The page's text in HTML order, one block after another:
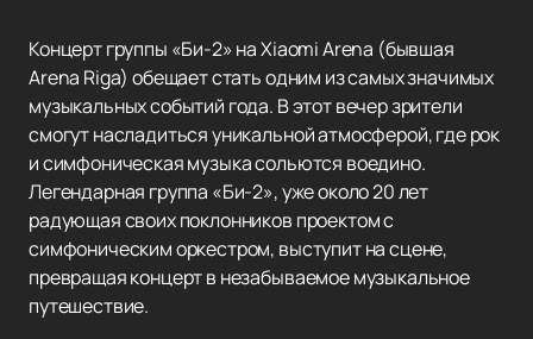
Концерт группы «Би-2» на Xiaomi Arena (бывшая
Arena Riga) обещает стать одним из самых значимых
музыкальных событий года. В этот вечер зрители
смогут насладиться уникальной атмосферой, где рок
и симфоническая музыка сольются воедино.
Легендарная группа «Би-2», уже около 20 лет
радующая своих поклонников проектом с
симфоническим оркестром, выступит на сцене,
превращая концерт в незабываемое музыкальное
путешествие.